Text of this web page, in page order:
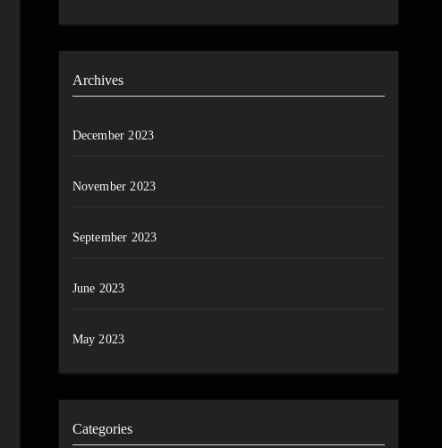
Archives
December 2023
November 2023
September 2023
June 2023
May 2023
Categories